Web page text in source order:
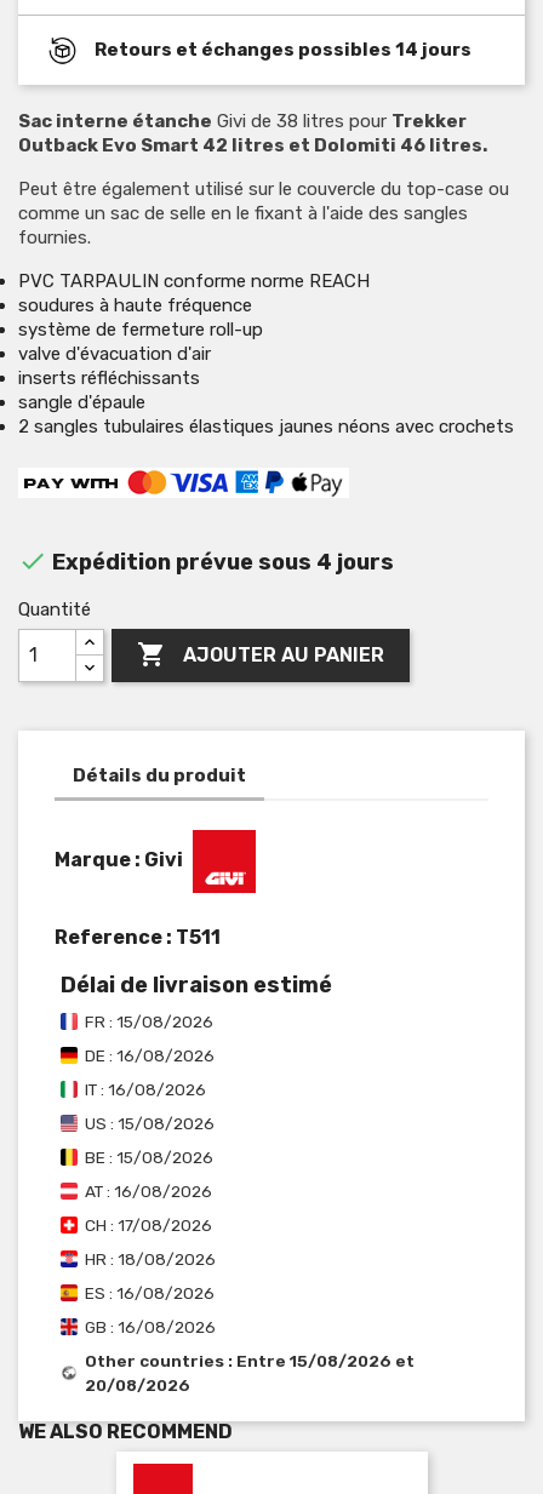
Retours et échanges possibles 14 jours
Sac interne étanche Givi de 38 litres pour Trekker
Outback Evo Smart 42 litres et Dolomiti 46 litres.
Peut être également utilisé sur le couvercle du top-case ou
comme un sac de selle en le fixant à l'aide des sangles
fournies.
PVC TARPAULIN conforme norme REACH
soudures à haute fréquence
système de fermeture roll-up
valve d'évacuation d'air
inserts réfléchissants
sangle d'épaule
2 sangles tubulaires élastiques jaunes néons avec crochets
 Expédition prévue sous 4 jours
Quantité
 AJOUTER AU PANIER
Détails du produit
Marque : Givi
Reference : T511
Délai de livraison estimé
FR : 15/08/2026
DE : 16/08/2026
IT : 16/08/2026
US : 15/08/2026
BE : 15/08/2026
AT : 16/08/2026
CH : 17/08/2026
HR : 18/08/2026
ES : 16/08/2026
GB : 16/08/2026
Other countries : Entre 15/08/2026 et
20/08/2026
WE ALSO RECOMMEND